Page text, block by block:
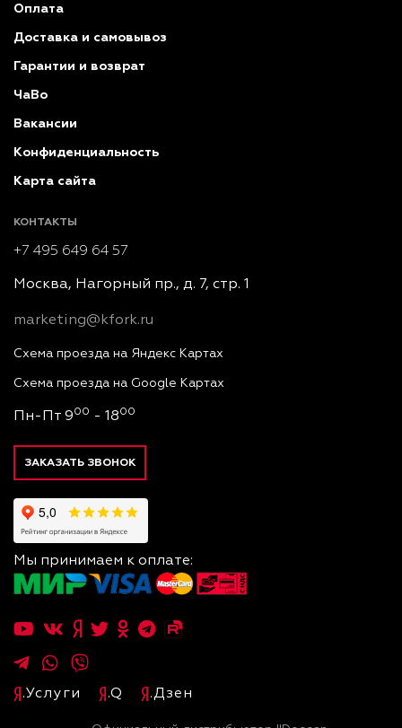
Оплата
Доставка и самовывоз
Гарантии и возврат
ЧаВо
Вакансии
Конфиденциальность
Карта сайта
КОНТАКТЫ
+7 495 649 64 57
Москва, Нагорный пр., д. 7, стр. 1
marketing@kfork.ru
Схема проезда на Яндекс Картах
Схема проезда на Google Картах
Пн-Пт 900 - 1800
ЗАКАЗАТЬ ЗВОНОК
Мы принимаем к оплате:
.Услуги .Q .Дзен